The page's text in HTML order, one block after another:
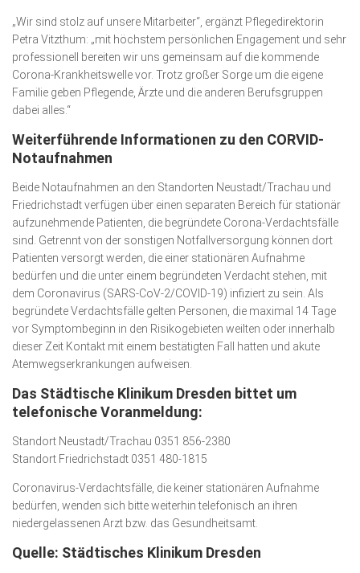
„Wir sind stolz auf unsere Mitarbeiter“, ergänzt Pflegedirektorin
Petra Vitzthum: „mit höchstem persönlichen Engagement und sehr
professionell bereiten wir uns gemeinsam auf die kommende
Corona‐Krankheitswelle vor. Trotz großer Sorge um die eigene
Familie geben Pflegende, Ärzte und die anderen Berufsgruppen
dabei alles.“
Weiterführende Informationen zu den CORVID‐
Notaufnahmen
Beide Notaufnahmen an den Standorten Neustadt/Trachau und
Friedrichstadt verfügen über einen separaten Bereich für stationär
aufzunehmende Patienten, die begründete Corona‐Verdachtsfälle
sind. Getrennt von der sonstigen Notfallversorgung können dort
Patienten versorgt werden, die einer stationären Aufnahme
bedürfen und die unter einem begründeten Verdacht stehen, mit
dem Coronavirus (SARS‐CoV‐2/COVID‐19) infiziert zu sein. Als
begründete Verdachtsfälle gelten Personen, die maximal 14 Tage
vor Symptombeginn in den Risikogebieten weilten oder innerhalb
dieser Zeit Kontakt mit einem bestätigten Fall hatten und akute
Atemwegserkrankungen aufweisen.
Das Städtische Klinikum Dresden bittet um
telefonische Voranmeldung:
Standort Neustadt/Trachau 0351 856‐2380
Standort Friedrichstadt 0351 480‐1815
Coronavirus‐Verdachtsfälle, die keiner stationären Aufnahme
bedürfen, wenden sich bitte weiterhin telefonisch an ihren
niedergelassenen Arzt bzw. das Gesundheitsamt.
Quelle: Städtisches Klinikum Dresden